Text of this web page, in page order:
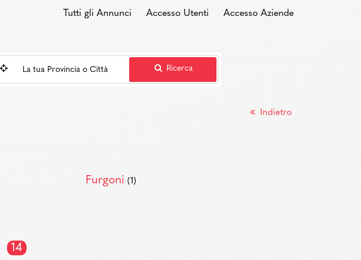
Tutti gli Annunci Accesso Utenti Accesso Aziende
Ricerca
Indietro
Furgoni (1)
14